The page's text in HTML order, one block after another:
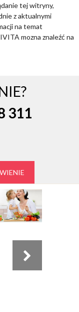
tej witryny,
z aktualnymi
na temat
mozna znaleźć na
311